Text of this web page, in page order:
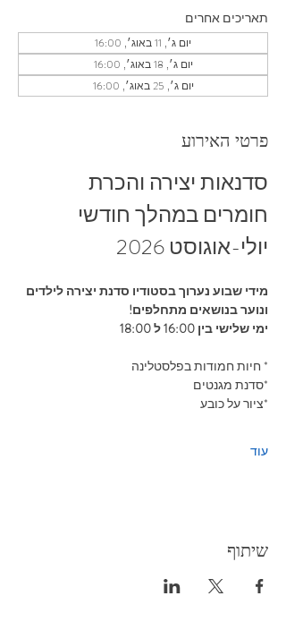
תאריכים אחרים
יום ג׳, 11 באוג׳, 16:00
יום ג׳, 18 באוג׳, 16:00
יום ג׳, 25 באוג׳, 16:00
פרטי האירוע
סדנאות יצירה והכרת
חומרים במהלך חודשי
יולי-אוגוסט 2026
מידי שבוע נערוך בסטודיו סדנת יצירה לילדים
ונוער בנושאים מתחלפים!
ימי שלישי בין 16:00 ל 18:00
* חיות חמודות בפלסטלינה
*סדנת מגנטים
*ציור על כובע
עוד
שיתוף